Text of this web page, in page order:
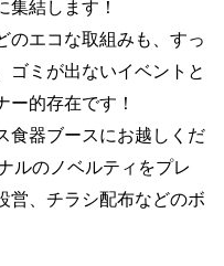
集結します！
のエコな取組みも、すっ
ゴミが出ないイベントと
ー的存在です！
食器ブースにお越しくだ
ルのノベルティをプレ
営、チラシ配布などのボ